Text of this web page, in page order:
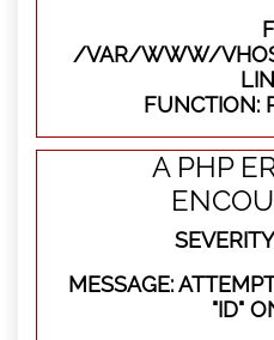
/VAR/WWW/
FUNCTION:
A PHP
MESSAGE:
"ID"